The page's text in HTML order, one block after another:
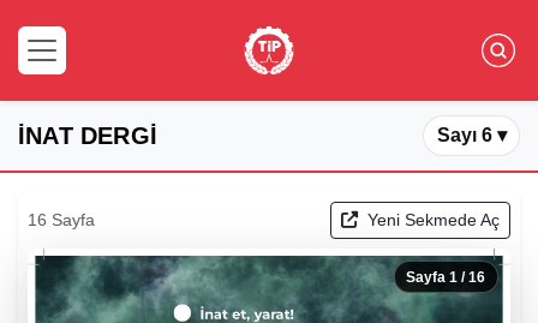
İNAT DERGİ Sayı 6 ▾
16 Sayfa Yeni Sekmede Aç
Sayfa1 / 16